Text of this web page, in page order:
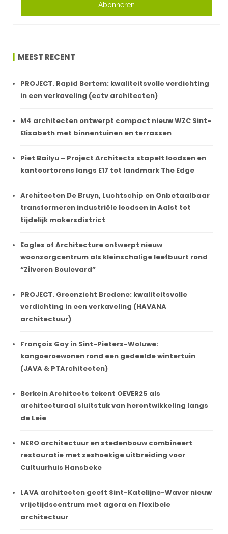
Abonneren
MEEST RECENT
PROJECT. Rapid Bertem: kwaliteitsvolle verdichting
in een verkaveling (ectv architecten)
M4 architecten ontwerpt compact nieuw WZC Sint-
Elisabeth met binnentuinen en terrassen
Piet Bailyu – Project Architects stapelt loodsen en
kantoortorens langs E17 tot landmark The Edge
Architecten De Bruyn, Luchtschip en Onbetaalbaar
transformeren industriële loodsen in Aalst tot
tijdelijk makersdistrict
Eagles of Architecture ontwerpt nieuw
woonzorgcentrum als kleinschalige leefbuurt rond
“Zilveren Boulevard”
PROJECT. Groenzicht Bredene: kwaliteitsvolle
verdichting in een verkaveling (HAVANA
architectuur)
François Gay in Sint-Pieters-Woluwe:
kangoeroewonen rond een gedeelde wintertuin
(JAVA & PTArchitecten)
Berkein Architects tekent OEVER25 als
architecturaal sluitstuk van herontwikkeling langs
de Leie
NERO architectuur en stedenbouw combineert
restauratie met zeshoekige uitbreiding voor
Cultuurhuis Hansbeke
LAVA architecten geeft Sint-Katelijne-Waver nieuw
vrijetijdscentrum met agora en flexibele
architectuur